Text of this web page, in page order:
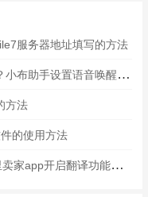
服务器地址填写的方法
小布智能语音助手如何设置语音唤醒？小布助手设置语音唤醒的方法
方法
的使用方法
阿里卖家app怎么开启翻译功能？阿里卖家app开启翻译功能的方法